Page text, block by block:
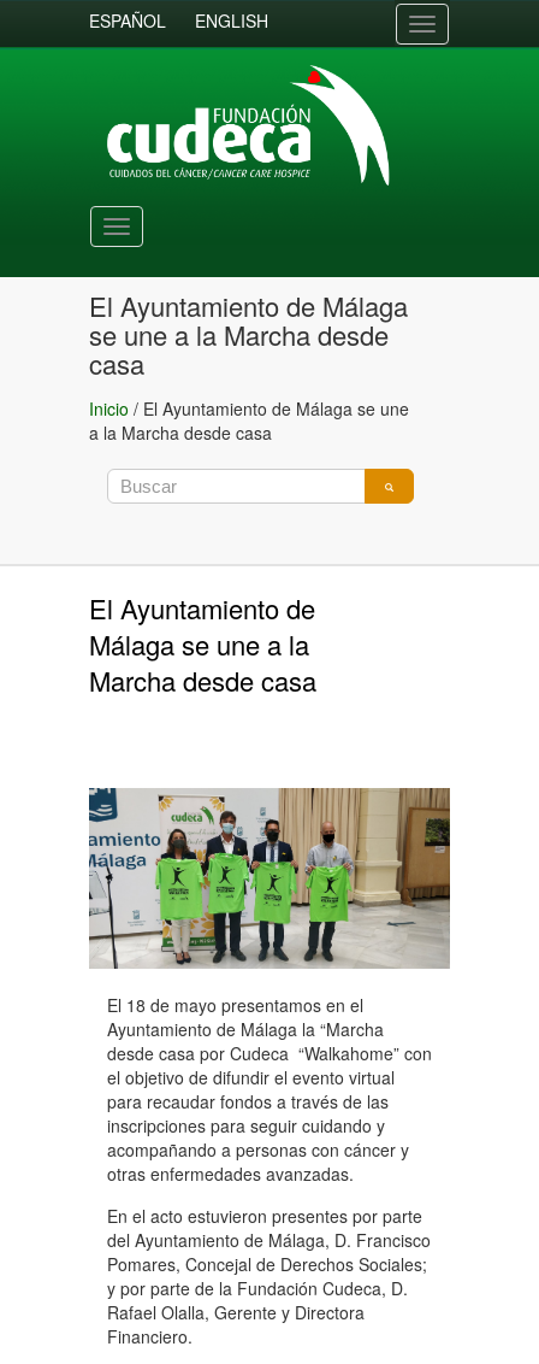
ESPAÑOL ENGLISH
Toggle
navigation
Toggle
navigation
El Ayuntamiento de Málaga
se une a la Marcha desde
casa
Inicio / El Ayuntamiento de Málaga se une
a la Marcha desde casa
El Ayuntamiento de
Málaga se une a la
Marcha desde casa
El 18 de mayo presentamos en el
Ayuntamiento de Málaga la “Marcha
desde casa por Cudeca “Walkahome” con
el objetivo de difundir el evento virtual
para recaudar fondos a través de las
inscripciones para seguir cuidando y
acompañando a personas con cáncer y
otras enfermedades avanzadas.
En el acto estuvieron presentes por parte
del Ayuntamiento de Málaga, D. Francisco
Pomares, Concejal de Derechos Sociales;
y por parte de la Fundación Cudeca, D.
Rafael Olalla, Gerente y Directora
Financiero.